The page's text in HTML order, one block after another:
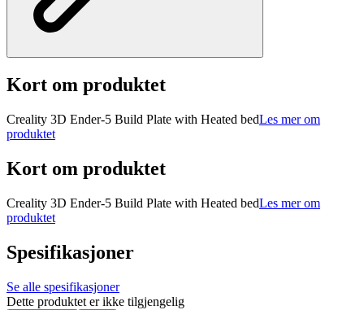
Kort om produktet
Creality 3D Ender-5 Build Plate with Heated bedLes mer om
produktet
Kort om produktet
Creality 3D Ender-5 Build Plate with Heated bedLes mer om
produktet
Spesifikasjoner
Se alle spesifikasjoner
Dette produktet er ikke tilgjengelig